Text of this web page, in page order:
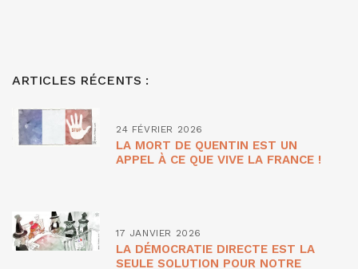
ARTICLES RÉCENTS :
24 FÉVRIER 2026
LA MORT DE QUENTIN EST UN
APPEL À CE QUE VIVE LA FRANCE !
17 JANVIER 2026
LA DÉMOCRATIE DIRECTE EST LA
SEULE SOLUTION POUR NOTRE